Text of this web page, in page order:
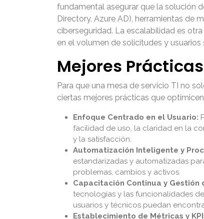
fundamental asegurar que la solución
Directory, Azure AD), herramientas de
ciberseguridad. La escalabilidad es
en el volumen de solicitudes y usuarios
Mejores
Para que una mesa de servicio TI no
ciertas mejores prácticas que
Enfoque Centrado en el Usuario:
facilidad de uso, la claridad en la
y la satisfacción.
Automatización Inteligente y
estandarizadas y automatizadas
problemas, cambios y activos.
Capacitación Continua y Gestión
tecnologías y las funcionalidades
usuarios y técnicos puedan
Establecimiento de Métricas y